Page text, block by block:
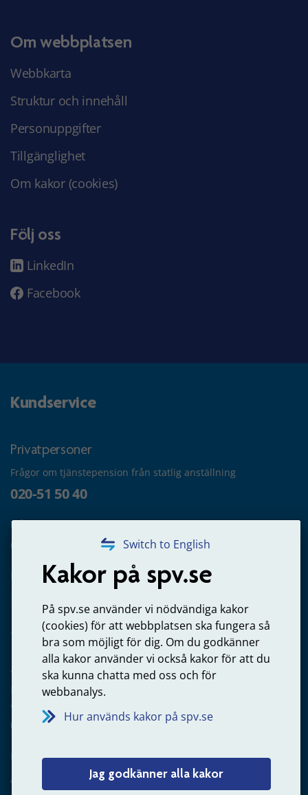
Switch to English
Kakor på spv.se
På spv.se använder vi nödvändiga kakor
(cookies) för att webbplatsen ska fungera så
bra som möjligt för dig. Om du godkänner
alla kakor använder vi också kakor för att du
ska kunna chatta med oss och för
webbanalys.
Hur används kakor på spv.se
Jag godkänner alla kakor
Om webbplatsen
Webbkarta
Struktur och innehåll
Personuppgifter
Tillgänglighet
Om kakor (cookies)
Följ oss
LinkedIn
Facebook
Kundservice
Privatpersoner
Frågor om tjänstepension från statlig anställning
020-51 50 40
Frågor om utbetalning
020-65 00 65
Kontakta oss
Arbetsgivare
Frågor om administration av tjänstepension från statlig
anställning
060-18 75 03
Kontakta oss
Arbetsgivare – skicka mejl till oss